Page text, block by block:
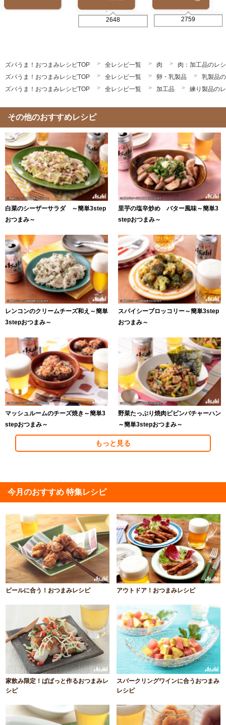
2648 2759
ズバうま！おつまみレシピTOP 全レシピ一覧 肉
肉：加工品のレ
ズバうま！おつまみレシピTOP
全レシピ一覧 卵・乳製品
乳製品
ズバうま！おつまみレシピTOP
全レシピ一覧 加工品 練り製品の
その他のおすすめレシピ
白菜のシーザーサラダ ～簡単3step
おつまみ～
里芋の塩辛炒め バター風味～簡単3
stepおつまみ～
レンコンのクリームチーズ和え～簡単
3stepおつまみ～
スパイシーブロッコリー～簡単3step
おつまみ～
マッシュルームのチーズ焼き～簡単3
stepおつまみ～
野菜たっぷり焼肉ビビンバチャーハン
～簡単3stepおつまみ～
もっと見る
今月のおすすめ 特集レシピ
ビールに合う！おつまみレシピ アウトドア！おつまみレシピ
家飲み限定！ぱぱっと作るおつまみレ
シピ
スパークリングワインに合うおつまみ
レシピ